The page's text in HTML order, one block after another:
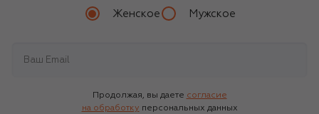
Женское Мужское
Продолжая, вы даете согласие
на обработку персональных данных